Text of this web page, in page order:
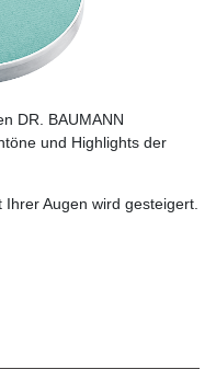
DR. BAUMANN
und Highlights der
Augen wird gesteigert.